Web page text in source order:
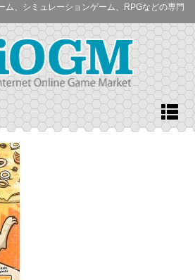
ム、シミュレーションゲーム、RPGなどの専門